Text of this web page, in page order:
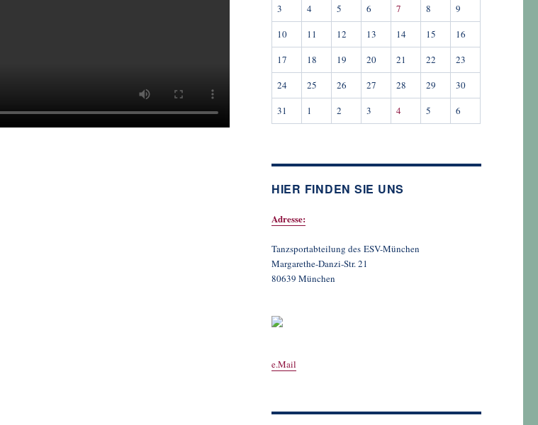
3
4 5 6 7 8
9
10
11 12 13 14 15
16
17
18 19 20 21 22
23
24
25 26 27 28 29
30
31
1 2 3 4 5 6
HIER FINDEN SIE UNS
Adresse:
Tanzsportabteilung des ESV-München
Margarethe-Danzi-Str. 21
80639 München
e.Mail